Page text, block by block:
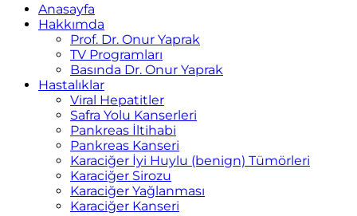
Anasayfa
Hakkımda
Prof. Dr. Onur Yaprak
TV Programları
Basında Dr. Onur Yaprak
Hastalıklar
Viral Hepatitler
Safra Yolu Kanserleri
Pankreas İltihabi
Pankreas Kanseri
Karaciğer İyi Huylu (benign) Tümörleri
Karaciğer Sirozu
Karaciğer Yağlanması
Karaciğer Kanseri